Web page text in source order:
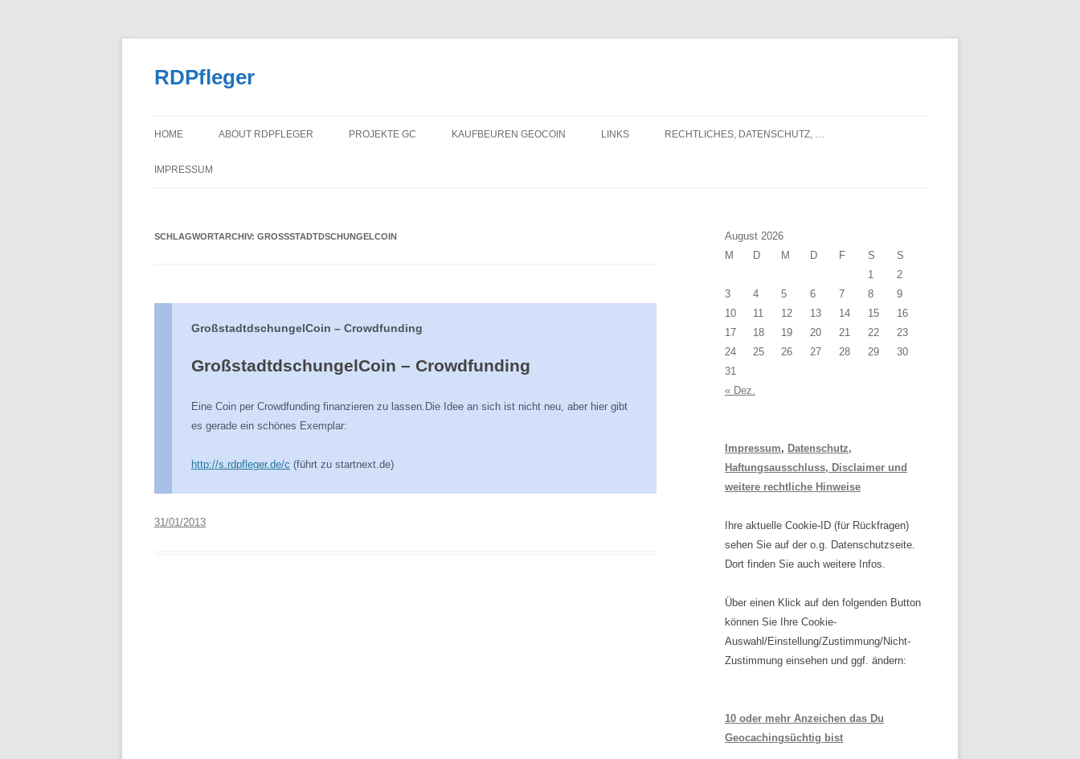
RDPfleger
HOME ABOUT RDPFLEGER PROJEKTE GC KAUFBEUREN GEOCOIN LINKS RECHTLICHES, DATENSCHUTZ, …
IMPRESSUM
SCHLAGWORTARCHIV: GROSSSTADTDSCHUNGELCOIN
GroßstadtdschungelCoin – Crowdfunding
GroßstadtdschungelCoin – Crowdfunding
Eine Coin per Crowdfunding finanzieren zu lassen.Die Idee an sich ist nicht neu, aber hier gibt
es gerade ein schönes Exemplar:
http://s.rdpfleger.de/c (führt zu startnext.de)
31/01/2013
August 2026
M
D M D F S
S
1
2
3
4 5 6 7 8
9
10
11 12 13 14 15
16
17
18 19 20 21 22
23
24
25 26 27 28 29
30
31
« Dez.
Impressum, Datenschutz,
Haftungsausschluss, Disclaimer und
weitere rechtliche Hinweise
Ihre aktuelle Cookie-ID (für Rückfragen)
sehen Sie auf der o.g. Datenschutzseite.
Dort finden Sie auch weitere Infos.
Über einen Klick auf den folgenden Button
können Sie Ihre Cookie-
Auswahl/Einstellung/Zustimmung/Nicht-
Zustimmung einsehen und ggf. ändern:
10 oder mehr Anzeichen das Du
Geocachingsüchtig bist